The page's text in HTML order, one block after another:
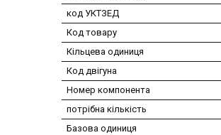
код УКТЗЕД
Код товару
Кільцева одиниця
Код двігуна
Номер компонента
потрібна кількість
Базова одиниця